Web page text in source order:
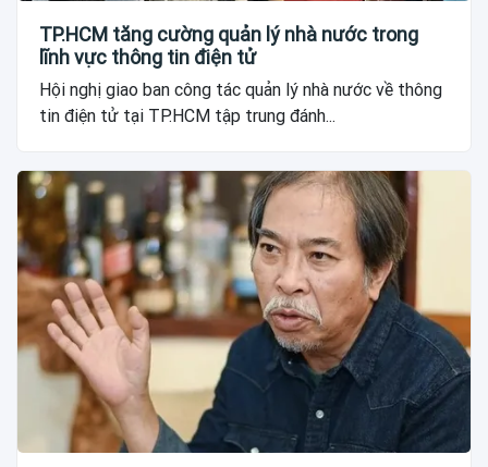
TP.HCM tăng cường quản lý nhà nước trong
lĩnh vực thông tin điện tử
Hội nghị giao ban công tác quản lý nhà nước về thông
tin điện tử tại TP.HCM tập trung đánh...